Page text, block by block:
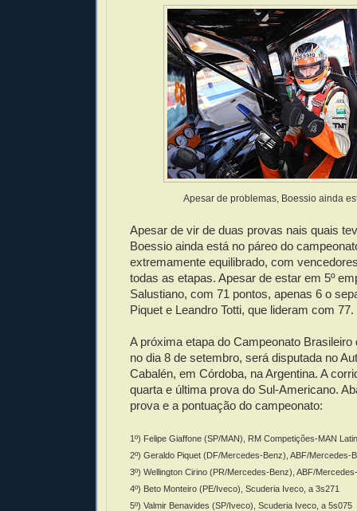
Apesar de problemas, Boessio ainda
Apesar de vir de duas provas nais quais
Boessio ainda está no páreo do
extremamente equilibrado, com
todas as etapas. Apesar de estar em 5º
Salustiano, com 71 pontos, apenas 6 o
Piquet e Leandro Totti, que lideram com 77.
A próxima etapa do Campeonato Brasileiro
no dia 8 de setembro, será disputada no
Cabalén, em Córdoba, na Argentina. A
quarta e última prova do Sul-Americano.
prova e a pontuação do campeonato:
1º) Felipe Giaffone (SP/MAN), RM Competições-MAN
2º) Geraldo Piquet (DF/Mercedes-Benz), ABF/Mercedes-
3º) Wellington Cirino (PR/Mercedes-Benz), ABF/
4º) Beto Monteiro (PE/Iveco), Scuderia Iveco, a 3s271
5º) Valmir Benavides (SP/Iveco), Scuderia Iveco, a 5s075